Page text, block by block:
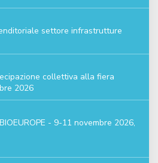
settore infrastrutture
collettiva alla fiera
2026
- 9-11 novembre 2026,